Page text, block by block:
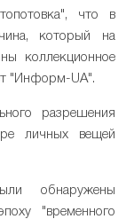
что в
который на
коллекционное
"Информ-UA".
разрешения
личных вещей
обнаружены
"временного